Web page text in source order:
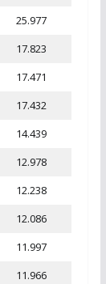
25.977
17.823
17.471
17.432
14.439
12.978
12.238
12.086
11.997
11.966